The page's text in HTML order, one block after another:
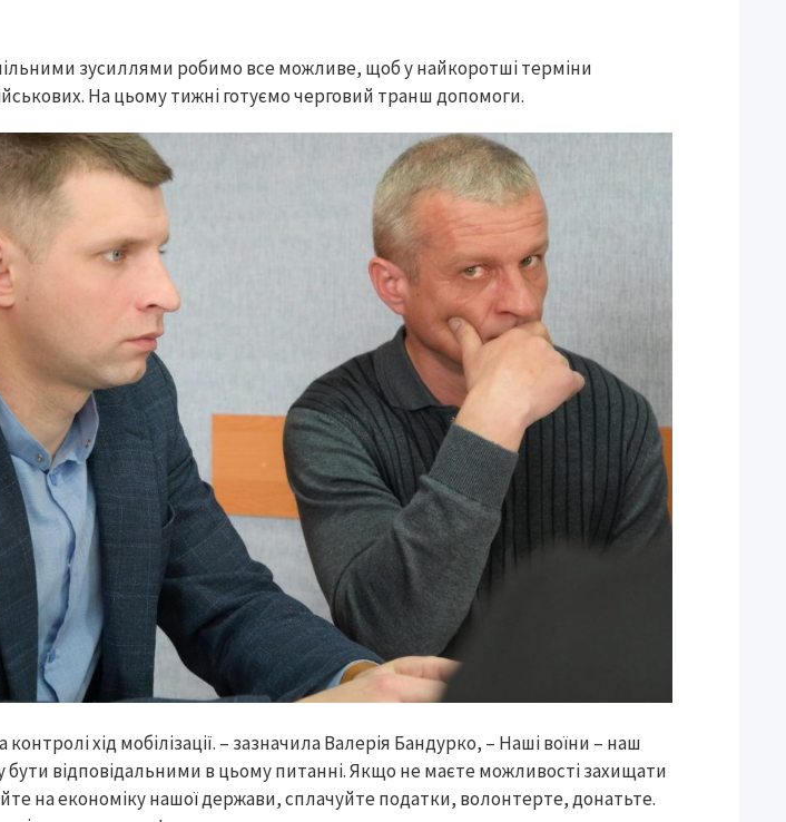
зусиллями робимо все можливе, щоб у найкоротші терміни
На цьому тижні готуємо черговий транш допомоги.
хід мобілізації. – зазначила Валерія Бандурко, – Наші воїни – наш
бути відповідальними в цьому питанні. Якщо не маєте можливості захищати
на економіку нашої держави, сплачуйте податки, волонтерте, донатьте.